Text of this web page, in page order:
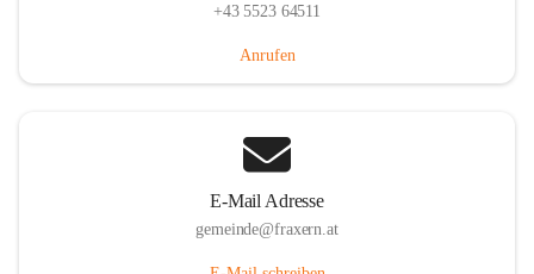
+43 5523 64511
Anrufen
E-Mail Adresse
gemeinde@fraxern.at